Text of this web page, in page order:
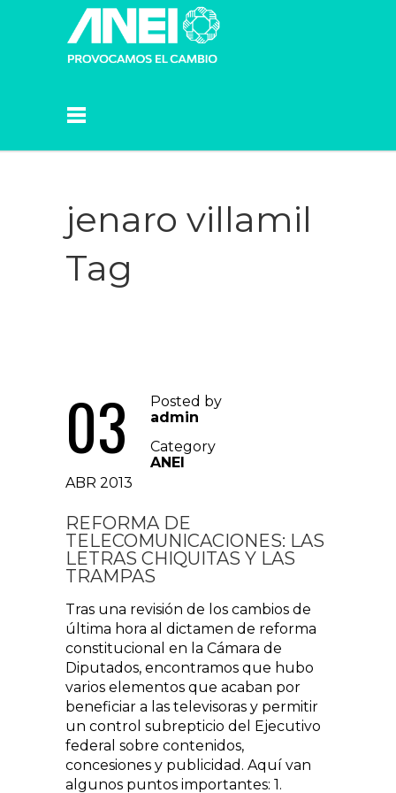
jenaro villamil
Tag
03
ABR 2013
Posted by
admin
Category
ANEI
REFORMA DE
TELECOMUNICACIONES: LAS
LETRAS CHIQUITAS Y LAS
TRAMPAS
Tras una revisión de los cambios de
última hora al dictamen de reforma
constitucional en la Cámara de
Diputados, encontramos que hubo
varios elementos que acaban por
beneficiar a las televisoras y permitir
un control subrepticio del Ejecutivo
federal sobre contenidos,
concesiones y publicidad. Aquí van
algunos puntos importantes: 1.